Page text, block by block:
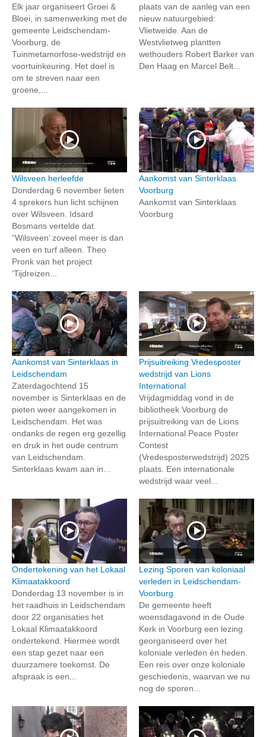
Elk jaar organiseert Groei &
Bloei, in samenwerking met de
gemeente Leidschendam-
Voorburg, de
Tuinmetamorfose-wedstrijd en
voortuinkeuring. Het doel is
om te streven naar een
groene,...
plaats van de aanleg van een
nieuw natuurgebied:
Vlietweide. Aan de
Westvlietweg plantten
wethouders Robert Barker van
Den Haag en Marcel Belt...
Wilsveen herleefde
Donderdag 6 november lieten
4 sprekers hun licht schijnen
over Wilsveen. Idsard
Bosmans vertelde dat
“Wilsveen’ zoveel meer is dan
veen en turf alleen. Theo
Pronk van het project
‘Tijdreizen...
Aankomst van Sinterklaas
Voorburg
Aankomst van Sinterklaas
Voorburg
Aankomst van Sinterklaas in
Leidschendam
Zaterdagochtend 15
november is Sinterklaas en de
pieten weer aangekomen in
Leidschendam. Het was
ondanks de regen erg gezellig
en druk in het oude centrum
van Leidschendam.
Sinterklaas kwam aan in...
Prijsuitreiking Vredesposter
wedstrijd van Lions
International
Vrijdagmiddag vond in de
bibliotheek Voorburg de
prijsuitreiking van de Lions
International Peace Poster
Contest
(Vredesposterwedstrijd) 2025
plaats. Een internationale
wedstrijd waar veel...
Ondertekening van het Lokaal
Klimaatakkoord
Donderdag 13 november is in
het raadhuis in Leidschendam
door 22 organisaties het
Lokaal Klimaatakkoord
ondertekend. Hiermee wordt
een stap gezet naar een
duurzamere toekomst. De
afspraak is een...
Lezing Sporen van koloniaal
verleden in Leidschendam-
Voorburg
De gemeente heeft
woensdagavond in de Oude
Kerk in Voorburg een lezing
georganiseerd over het
koloniale verleden én heden.
Een reis over onze koloniale
geschiedenis, waarvan we nu
nog de sporen...